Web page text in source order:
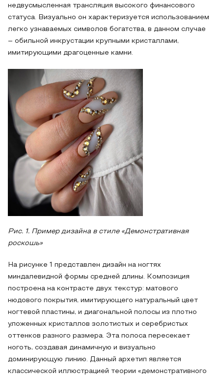
недвусмысленная трансляция высокого финансового
статуса. Визуально он характеризуется использованием
легко узнаваемых символов богатства, в данном случае
– обильной инкрустации крупными кристаллами,
имитирующими драгоценные камни.
Рис. 1. Пример дизайна в стиле «Демонстративная
роскошь»
На рисунке 1 представлен дизайн на ногтях
миндалевидной формы средней длины. Композиция
построена на контрасте двух текстур: матового
нюдового покрытия, имитирующего натуральный цвет
ногтевой пластины, и диагональной полосы из плотно
уложенных кристаллов золотистых и серебристых
оттенков разного размера. Эта полоса пересекает
ноготь, создавая динамичную и визуально
доминирующую линию. Данный архетип является
классической иллюстрацией теории «демонстративного